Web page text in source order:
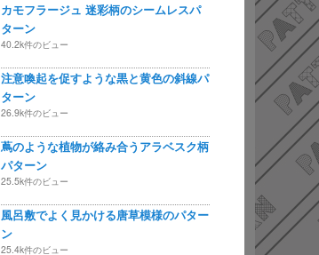
カモフラージュ 迷彩柄のシームレスパ
ターン
40.2k件のビュー
注意喚起を促すような黒と黄色の斜線パ
ターン
26.9k件のビュー
蔦のような植物が絡み合うアラベスク柄
パターン
25.5k件のビュー
風呂敷でよく見かける唐草模様のパター
ン
25.4k件のビュー